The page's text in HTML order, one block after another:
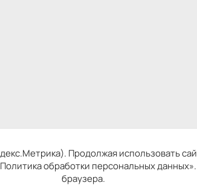
серия ЭЛ № ФС 77 - 77098, зарегистрировано
А.Е. Копирование материалов без ссылки
Политика обработки персональных
Продолжая использовать
обработки персональных
браузера.